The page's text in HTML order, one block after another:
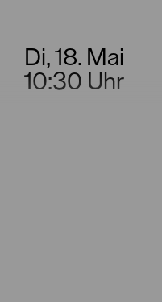
Di, 18. Mai
10:30 Uhr